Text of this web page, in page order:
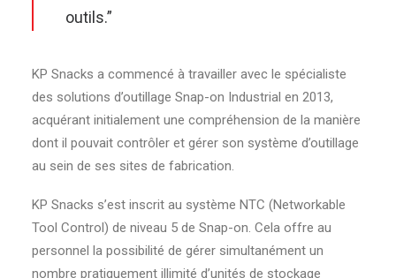
outils.”
KP Snacks a commencé à travailler avec le spécialiste
des solutions d’outillage Snap-on Industrial en 2013,
acquérant initialement une compréhension de la manière
dont il pouvait contrôler et gérer son système d’outillage
au sein de ses sites de fabrication.
KP Snacks s’est inscrit au système NTC (Networkable
Tool Control) de niveau 5 de Snap-on. Cela offre au
personnel la possibilité de gérer simultanément un
nombre pratiquement illimité d’unités de stockage